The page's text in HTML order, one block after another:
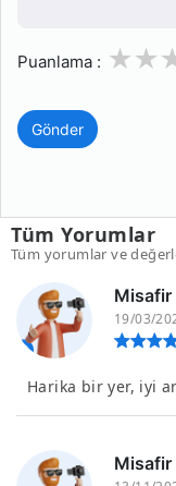
Puanlama : 1
Gönder
Tüm Yorumlar
Tüm yorumlar ve
Misafir
19/03/
Harika bir yer, iyi
Misafir